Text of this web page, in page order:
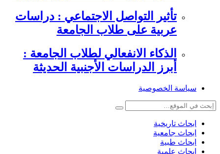
تأثير التواصل الاجتماعي : دراسات
عربية على طلاب الجامعة
الذكاء الانفعالي لطلاب الجامعة :
أبرز الدراسات الأجنبية الحديثة
سياسة الخصوصية
ابحاث تاريخية
ابحاث جامعية
ابحاث طبية
ابحاث علمية